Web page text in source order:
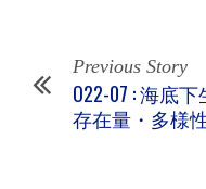
Previous Story
O22-07 : 海底
存在量・多様